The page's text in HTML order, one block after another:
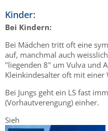
Kinder:
Bei Kindern:
Bei Mädchen tritt oft eine
auf, manchmal auch
"liegenden 8" um Vulva und
Kleinkindesalter oft mit
Bei Jungs geht ein LS fast
(Vorhautverengung) einher.
Sieh